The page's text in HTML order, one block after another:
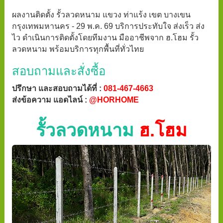
ผลงานติดตั้ง รั้วลวดหนาม แขวง ท่าแร้ง เขต บางเขน
กรุงเทพมหานคร - 29 พ.ค. 69 บริการประทับใจ ส่งเร็ว ส่ง
ไว ดำเนินการติดตั้งโดยทีมงาน มืออาชีพจาก ฮ.โฮม รั้ว
ลวดหนาม พร้อมบริการทุกพื้นที่ทั่วไทย
สอบถามและสั่งซื้อ
ปรึกษา และสอบถามได้ที่ : 081-467-4663
ส่งข้อความ แอดไลน์ : @HORHOME
รั้วลวดหนาม ฮ.โฮม